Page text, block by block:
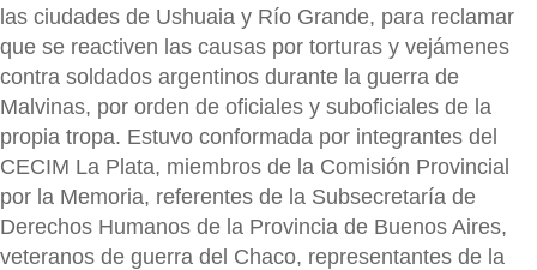
las ciudades de Ushuaia y Río Grande, para reclamar
que se reactiven las causas por torturas y vejámenes
contra soldados argentinos durante la guerra de
Malvinas, por orden de oficiales y suboficiales de la
propia tropa. Estuvo conformada por integrantes del
CECIM La Plata, miembros de la Comisión Provincial
por la Memoria, referentes de la Subsecretaría de
Derechos Humanos de la Provincia de Buenos Aires,
veteranos de guerra del Chaco, representantes de la